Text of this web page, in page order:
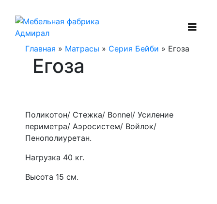
Главная » Матрасы » Серия Бейби » Егоза
Егоза
Поликотон/ Стежка/ Bonnel/ Усиление
периметра/ Аэросистем/ Войлок/
Пенополиуретан.
Нагрузка 40 кг.
Высота 15 см.